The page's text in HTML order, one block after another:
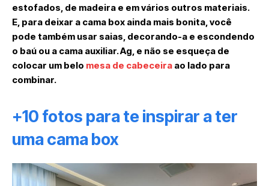
estofados, de madeira e em vários outros materiais.
E, para deixar a cama box ainda mais bonita, você
pode também usar saias, decorando-a e escondendo
o baú ou a cama auxiliar. Ag, e não se esqueça de
colocar um belo mesa de cabeceira ao lado para
combinar.
+10 fotos para te inspirar a ter
uma cama box